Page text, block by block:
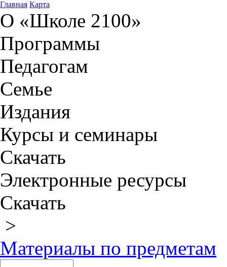
Главная Карта
О «Школе 2100»
Программы
Педагогам
Семье
Издания
Курсы и семинары
Скачать
Электронные ресурсы
Скачать
>
Материалы по предметам